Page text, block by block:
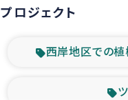
プロジェクト
西岸地区での植